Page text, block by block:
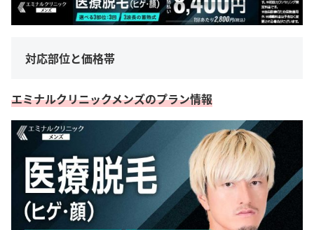
対応部位と価格帯
エミナルクリニックメンズのプラン情報